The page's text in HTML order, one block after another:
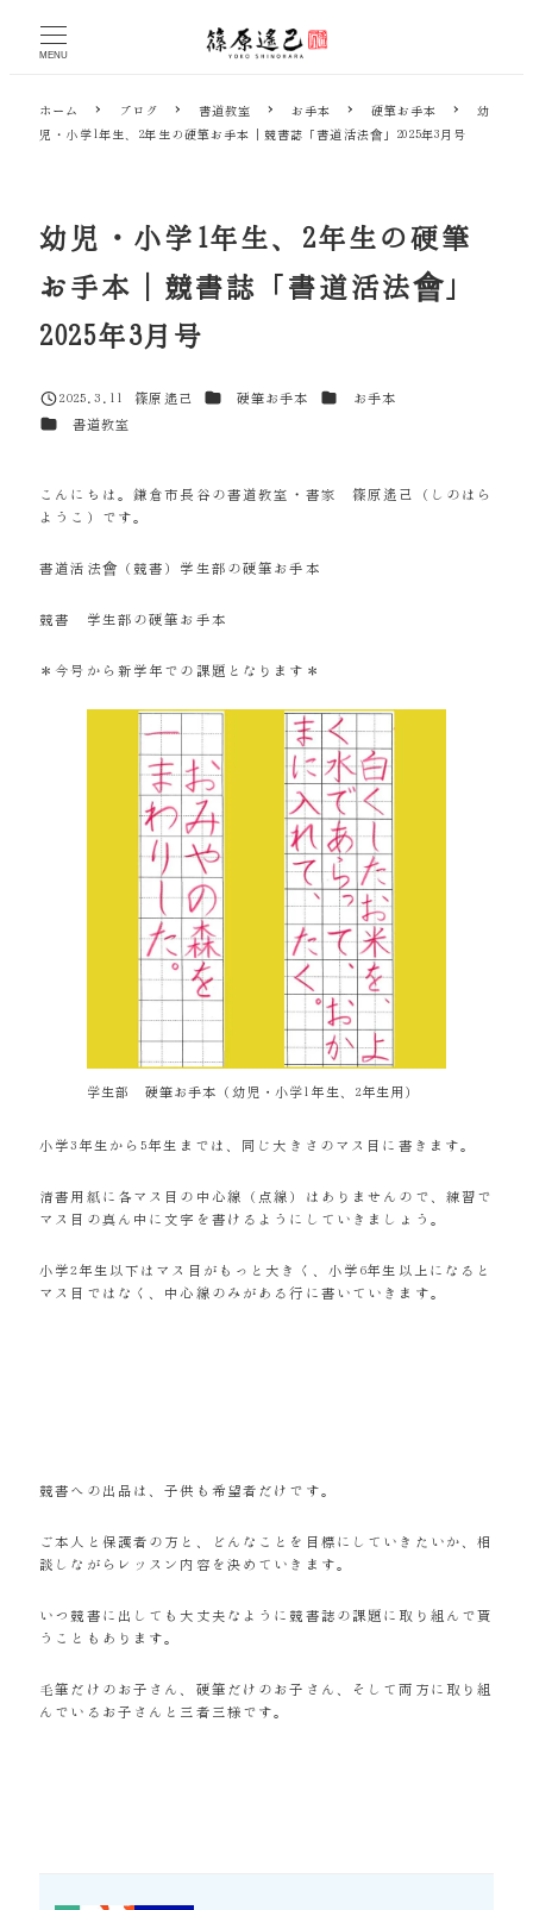
MENU
ホーム ブログ 書道教室 お手本 硬筆お手本
幼
児・小学1年生、2年生の硬筆お手本｜競書誌「書道活法會」2025年3月号
幼児・小学1年生、2年生の硬筆
お手本｜競書誌「書道活法會」
2025年3月号
投稿日
2025.3.11
篠原遙己 カテゴリー
硬筆お手本 カテゴリー
お手本
カテゴリー
書道教室
こんにちは。鎌倉市長谷の書道教室・書家 篠原遙己（しのはら
ようこ）です。
書道活法會（競書）学生部の硬筆お手本
競書 学生部の硬筆お手本
＊今号から新学年での課題となります＊
学生部 硬筆お手本（幼児・小学1年生、2年生用）
小学3年生から5年生までは、同じ大きさのマス目に書きます。
清書用紙に各マス目の中心線（点線）はありませんので、練習で
マス目の真ん中に文字を書けるようにしていきましょう。
小学2年生以下はマス目がもっと大きく、小学6年生以上になると
マス目ではなく、中心線のみがある行に書いていきます。
競書への出品は、子供も希望者だけです。
ご本人と保護者の方と、どんなことを目標にしていきたいか、相
談しながらレッスン内容を決めていきます。
いつ競書に出しても大丈夫なように競書誌の課題に取り組んで貰
うこともあります。
毛筆だけのお子さん、硬筆だけのお子さん、そして両方に取り組
んでいるお子さんと三者三様です。